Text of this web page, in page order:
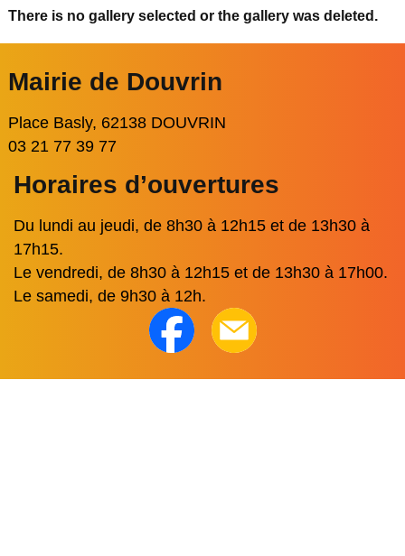
There is no gallery selected or the gallery was deleted.
Mairie de Douvrin
Place Basly, 62138 DOUVRIN
03 21 77 39 77
Horaires d’ouvertures
Du lundi au jeudi, de 8h30 à 12h15 et de 13h30 à
17h15.
Le vendredi, de 8h30 à 12h15 et de 13h30 à 17h00.
Le samedi, de 9h30 à 12h.